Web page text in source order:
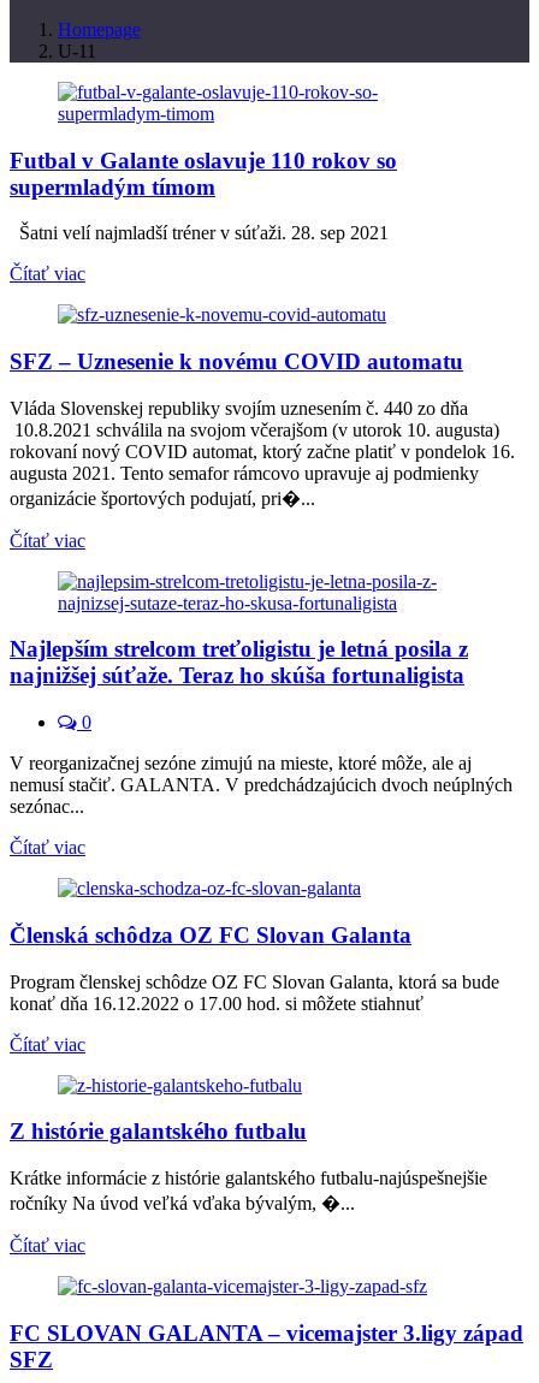
Homepage
U-11
Futbal v Galante oslavuje 110 rokov so
supermladým tímom
Šatni velí najmladší tréner v súťaži. 28. sep 2021
Čítať viac
SFZ – Uznesenie k novému COVID automatu
Vláda Slovenskej republiky svojím uznesením č. 440 zo dňa
10.8.2021 schválila na svojom včerajšom (v utorok 10. augusta)
rokovaní nový COVID automat, ktorý začne platiť v pondelok 16.
augusta 2021. Tento semafor rámcovo upravuje aj podmienky
organizácie športových podujatí, pri�...
Čítať viac
Najlepším strelcom treťoligistu je letná posila z
najnižšej súťaže. Teraz ho skúša fortunaligista
0
V reorganizačnej sezóne zimujú na mieste, ktoré môže, ale aj
nemusí stačiť. GALANTA. V predchádzajúcich dvoch neúplných
sezónac...
Čítať viac
Členská schôdza OZ FC Slovan Galanta
Program členskej schôdze OZ FC Slovan Galanta, ktorá sa bude
konať dňa 16.12.2022 o 17.00 hod. si môžete stiahnuť
Čítať viac
Z histórie galantského futbalu
Krátke informácie z histórie galantského futbalu-najúspešnejšie
ročníky Na úvod veľká vďaka bývalým, �...
Čítať viac
FC SLOVAN GALANTA – vicemajster 3.ligy západ
SFZ